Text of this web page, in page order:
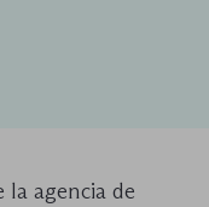
la agencia de